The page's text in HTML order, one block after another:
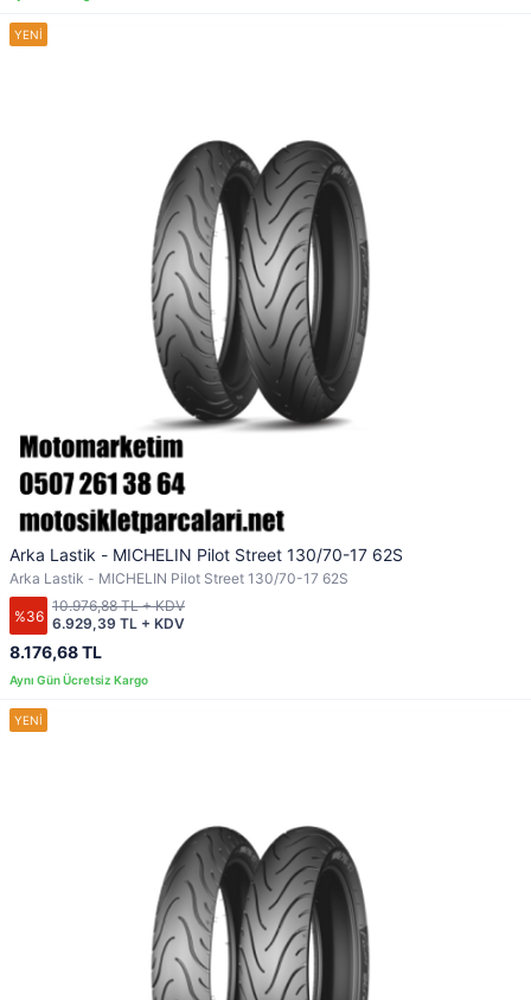
Arka Lastik - MICHELIN Pilot Street 130/70-17 62S
Arka Lastik - MICHELIN Pilot Street 130/70-17 62S
%36
8.176,68 TL
6.929,39 TL + KDV
10.976,88 TL + KDV